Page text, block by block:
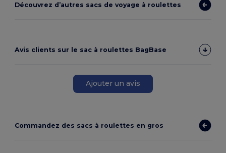
Découvrez d’autres sacs de voyage à roulettes
Avis clients sur le sac à roulettes BagBase
Ajouter un avis
Commandez des sacs à roulettes en gros